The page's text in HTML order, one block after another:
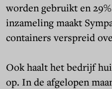
worden gebruikt en
inzameling maakt
containers verspreid
Ook haalt het bedrijf
op. In de afgelopen